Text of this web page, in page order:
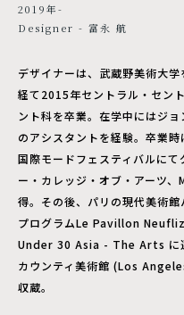
2019年-
Designer - 富永 航
デザイナーは、武蔵野美術大
経て2015年セントラル・セン
ント科を卒業。在学中にはジ
のアシスタントを経験。卒業
国際モードフェスティバルに
ー・カレッジ・オブ・アーツ
得。その後、パリの現代美術
プログラムLe Pavillon
Under 30 Asia - The Arts に
カウンティ美術館 (Los
収蔵。